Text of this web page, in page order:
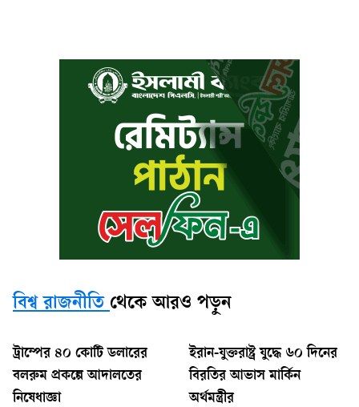
বিশ্ব রাজনীতি থেকে আরও পড়ুন
ট্রাম্পের ৪০ কোটি ডলারের
বলরুম প্রকল্পে আদালতের
নিষেধাজ্ঞা
ইরান-যুক্তরাষ্ট্র যুদ্ধে ৬০ দিনের
বিরতির আভাস মার্কিন
অর্থমন্ত্রীর